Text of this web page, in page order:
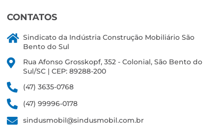
CONTATOS
Sindicato da Indústria Construção Mobiliário São
Bento do Sul
Rua Afonso Grosskopf, 352 - Colonial, São Bento do
Sul/SC | CEP: 89288-200
(47) 3635-0768
(47) 99996-0178
sindusmobil@sindusmobil.com.br